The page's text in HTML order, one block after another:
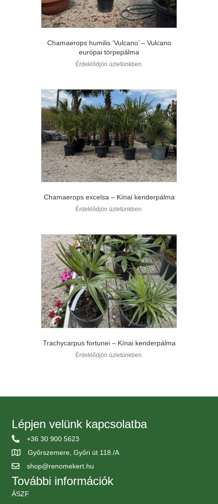
Chamaerops humilis ‘Vulcano’ – Vulcano
európai törpepálma
Érdeklődjön üzletünkben.
Chamaerops excelsa – Kínai kenderpálma
Érdeklődjön üzletünkben.
Trachycarpus fortunei – Kínai kenderpálma
Érdeklődjön üzletünkben.
Lépjen velünk kapcsolatba
+36 30 900 5623
Győrszemere, Győri út 118./A
shop@renomekert.hu
További információk
ÁSZF